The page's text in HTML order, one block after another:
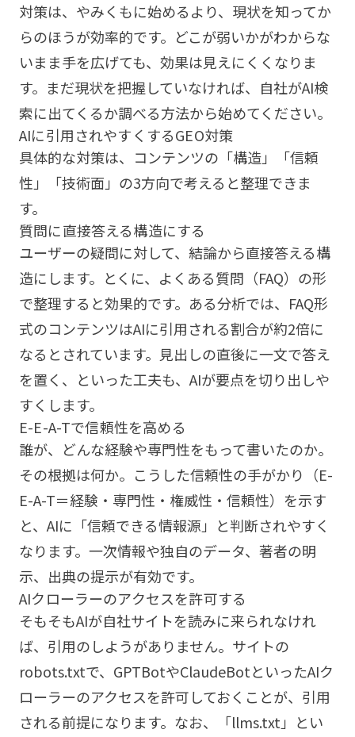
対策は、やみくもに始めるより、現状を知ってか
らのほうが効率的です。どこが弱いかがわからな
いまま手を広げても、効果は見えにくくなりま
す。まだ現状を把握していなければ、
自社がAI検
索に出てくるか調べる方法から始めてください。
AIに引用されやすくするGEO対策
具体的な対策は、コンテンツの「構造」「信頼
性」「技術面」の3方向で考えると整理できま
す。
質問に直接答える構造にする
ユーザーの疑問に対して、結論から直接答える構
造にします。とくに、よくある質問（FAQ）の形
で整理すると効果的です。ある分析では、FAQ形
式のコンテンツはAIに引用される割合が約2倍に
なるとされています。見出しの直後に一文で答え
を置く、といった工夫も、AIが要点を切り出しや
すくします。
E-E-A-Tで信頼性を高める
誰が、どんな経験や専門性をもって書いたのか。
その根拠は何か。こうした信頼性の手がかり（E-
E-A-T＝経験・専門性・権威性・信頼性）を示す
と、AIに「信頼できる情報源」と判断されやすく
なります。一次情報や独自のデータ、著者の明
示、出典の提示が有効です。
AIクローラーのアクセスを許可する
そもそもAIが自社サイトを読みに来られなけれ
ば、引用のしようがありません。サイトの
robots.txtで、GPTBotやClaudeBotといったAIク
ローラーのアクセスを許可しておくことが、引用
される前提になります。なお、「llms.txt」とい